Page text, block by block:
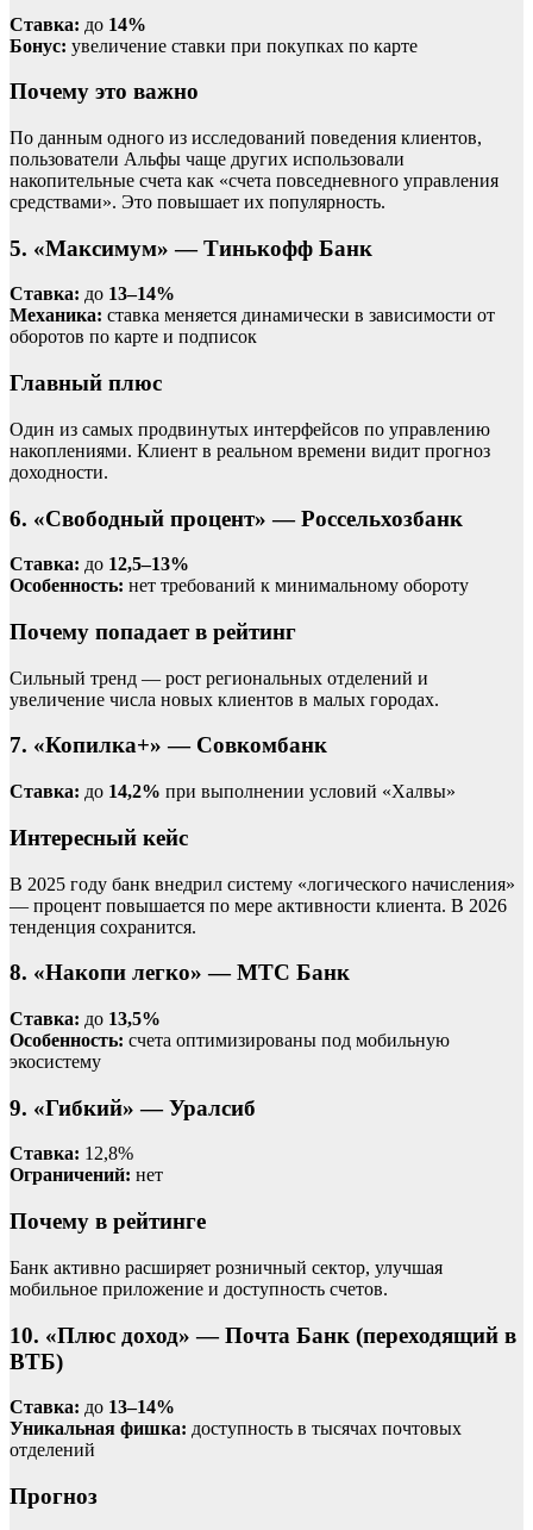
Ставка: до 14%
Бонус: увеличение ставки при покупках по карте
Почему это важно
По данным одного из исследований поведения клиентов,
пользователи Альфы чаще других использовали
накопительные счета как «счета повседневного управления
средствами». Это повышает их популярность.
5. «Максимум» — Тинькофф Банк
Ставка: до 13–14%
Механика: ставка меняется динамически в зависимости от
оборотов по карте и подписок
Главный плюс
Один из самых продвинутых интерфейсов по управлению
накоплениями. Клиент в реальном времени видит прогноз
доходности.
6. «Свободный процент» — Россельхозбанк
Ставка: до 12,5–13%
Особенность: нет требований к минимальному обороту
Почему попадает в рейтинг
Сильный тренд — рост региональных отделений и
увеличение числа новых клиентов в малых городах.
7. «Копилка+» — Совкомбанк
Ставка: до 14,2% при выполнении условий «Халвы»
Интересный кейс
В 2025 году банк внедрил систему «логического начисления»
— процент повышается по мере активности клиента. В 2026
тенденция сохранится.
8. «Накопи легко» — МТС Банк
Ставка: до 13,5%
Особенность: счета оптимизированы под мобильную
экосистему
9. «Гибкий» — Уралсиб
Ставка: 12,8%
Ограничений: нет
Почему в рейтинге
Банк активно расширяет розничный сектор, улучшая
мобильное приложение и доступность счетов.
10. «Плюс доход» — Почта Банк (переходящий в
ВТБ)
Ставка: до 13–14%
Уникальная фишка: доступность в тысячах почтовых
отделений
Прогноз